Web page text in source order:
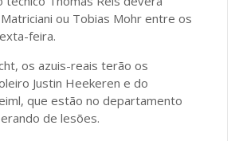
ou Tobias Mohr entre os
feira.
os azuis-reais terão os
Justin Heekeren e do
que estão no departamento
de lesões.